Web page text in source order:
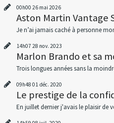
00h00 26 mai 2026
Aston Martin Vantage
Je n’ai jamais caché à personne
14h07 28 nov. 2023
Marlon Brando et sa
Trois longues années sans la
09h48 01 déc. 2020
Le prestige de la
En juillet dernier j'avais le plaisir de